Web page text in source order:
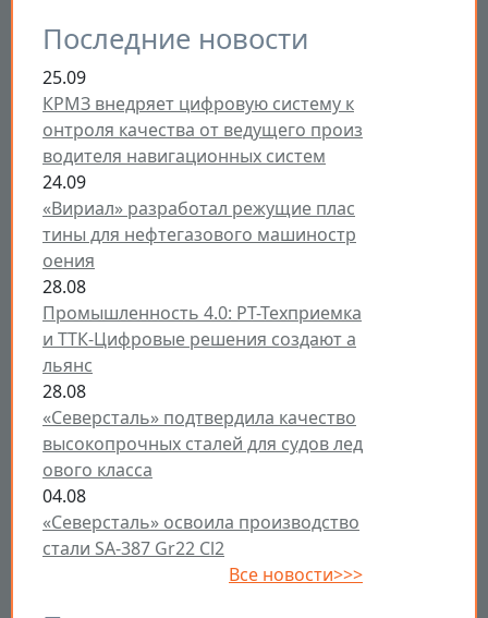
Последние новости
25.09
КРМЗ внедряет цифровую систему к
онтроля качества от ведущего произ
водителя навигационных систем
24.09
«Вириал» разработал режущие плас
тины для нефтегазового машиностр
оения
28.08
Промышленность 4.0: РТ-Техприемка
и ТТК-Цифровые решения создают а
льянс
28.08
«Северсталь» подтвердила качество
высокопрочных сталей для судов лед
ового класса
04.08
«Северсталь» освоила производство
стали SA-387 Gr22 Cl2
Все новости>>>